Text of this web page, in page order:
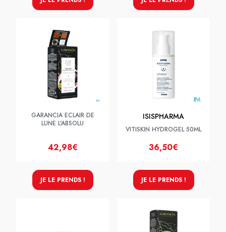
GARANCIA ECLAIR DE
LUNE L'ABSOLU
42,98€
JE LE PRENDS !
ISISPHARMA
VITISKIN HYDROGEL 50ML
36,50€
JE LE PRENDS !